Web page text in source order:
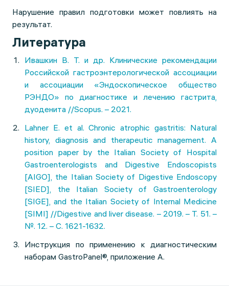
Нарушение правил подготовки может повлиять на
результат.
Литература
Ивашкин В. Т. и др. Клинические рекомендации
Российской гастроэнтерологической ассоциации
и ассоциации «Эндоскопическое общество
РЭНДО» по диагностике и лечению гастрита,
дуоденита //Scopus. – 2021.
Lahner E. et al. Chronic atrophic gastritis: Natural
history, diagnosis and therapeutic management. A
position paper by the Italian Society of Hospital
Gastroenterologists and Digestive Endoscopists
[AIGO], the Italian Society of Digestive Endoscopy
[SIED], the Italian Society of Gastroenterology
[SIGE], and the Italian Society of Internal Medicine
[SIMI] //Digestive and liver disease. – 2019. – Т. 51. –
№. 12. – С. 1621-1632.
Инструкция по применению к диагностическим
наборам GastroPanel®, приложение А.